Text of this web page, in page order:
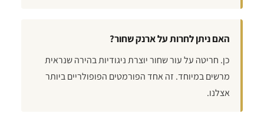
האם ניתן לחרות על ארנק שחור?
כן. חריטה על עור שחור יוצרת ניגודיות בהירה שנראית
מרשים במיוחד. זה אחד הפורמטים הפופולריים ביותר
אצלנו.